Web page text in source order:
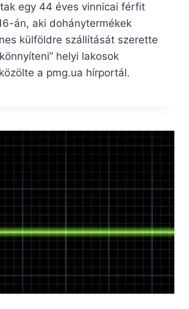
egy 44 éves vinnicai férfit
án, aki dohánytermékek
külföldre szállítását szerette
helyi lakosok
a pmg.ua hírportál.